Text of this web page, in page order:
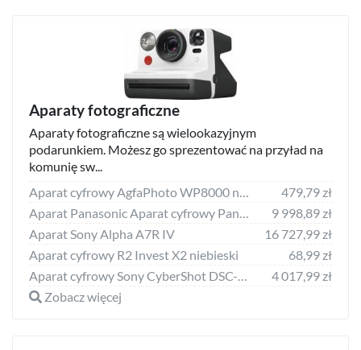
Aparaty fotograficzne
Aparaty fotograficzne są wielookazyjnym
podarunkiem. Możesz go sprezentować na przyład na
komunię sw...
Aparat cyfrowy AgfaPhoto WP8000 niebieski
479,79 zł
Aparat Panasonic Aparat cyfrowy Panasonic Lumix DC-S5 + ob. 20-60
9 998,89 zł
Aparat Sony Alpha A7R IV
16 727,99 zł
Aparat cyfrowy R2 Invest X2 niebieski
68,99 zł
Aparat cyfrowy Sony CyberShot DSC-RX100 VA czarny
4 017,99 zł
Zobacz więcej